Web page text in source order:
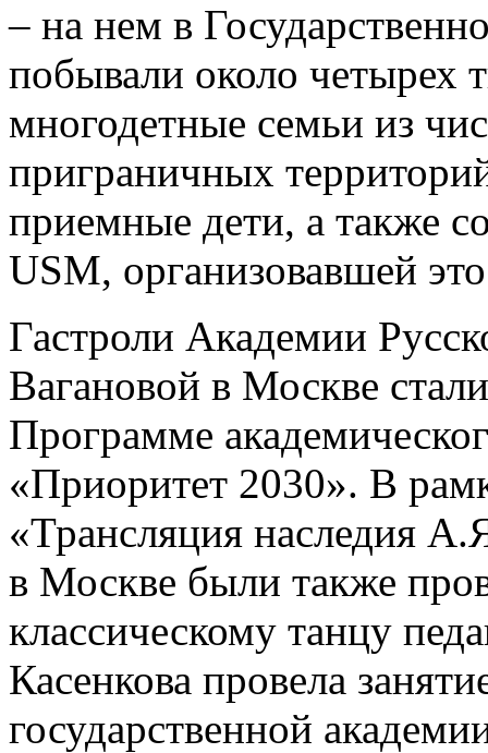
– на нем в
побывали около четырех
многодетные семьи из
приграничных
приемные дети, а также
USM, организовавшей
Гастроли Академии
Вагановой в Москве
Программе
«Приоритет 2030». В
«Трансляция наследия
в Москве были также
классическому танцу
Касенкова провела
государственной